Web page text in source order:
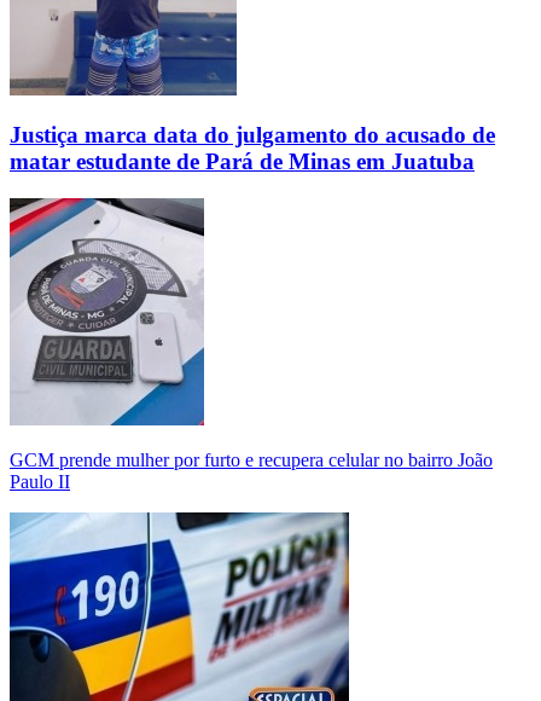
Justiça marca data do julgamento do acusado de
matar estudante de Pará de Minas em Juatuba
GCM prende mulher por furto e recupera celular no bairro João
Paulo II